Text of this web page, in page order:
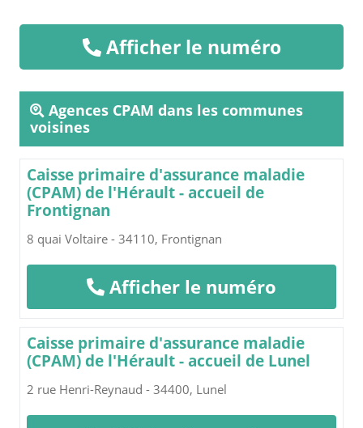
Afficher le numéro
Agences CPAM dans les communes
voisines
Caisse primaire d'assurance maladie
(CPAM) de l'Hérault - accueil de
Frontignan
8 quai Voltaire - 34110, Frontignan
Afficher le numéro
Caisse primaire d'assurance maladie
(CPAM) de l'Hérault - accueil de Lunel
2 rue Henri-Reynaud - 34400, Lunel